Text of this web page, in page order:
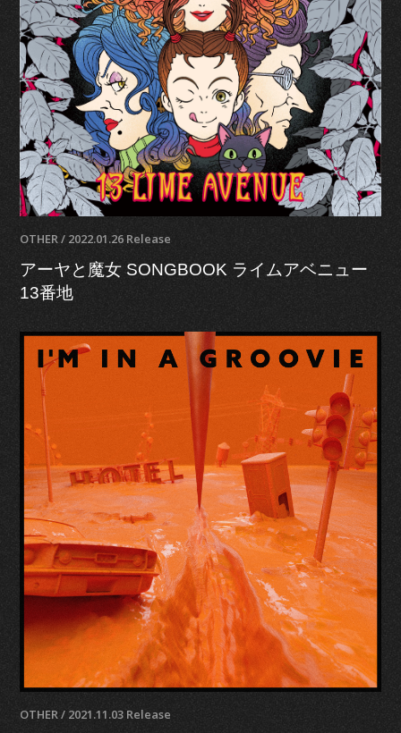
OTHER / 2022.01.26 Release
アーヤと魔女 SONGBOOK ライムアベニュー
13番地
OTHER / 2021.11.03 Release